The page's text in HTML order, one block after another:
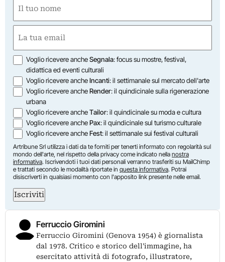
(Obbligatorio)
Nome
(Obbligatorio)
Opzioni
Voglio ricevere ancheSegnala: focus su mostre, festival,
didattica ed eventi culturali
Voglio ricevere ancheIncanti: il settimanale sul mercato dell'arte
Voglio ricevere ancheRender: il quindicinale sulla rigenerazione
urbana
Voglio ricevere ancheTailor: il quindicinale su moda e cultura
Voglio ricevere anchePax: il quindicinale sul turismo culturale
Voglio ricevere ancheFest: il settimanale sui festival culturali
Artribune Srl utilizza i dati da te forniti per tenerti informato con regolarità sul
mondo dell'arte, nel rispetto della privacy come indicato nella nostra
informativa. Iscrivendoti i tuoi dati personali verranno trasferiti su MailChimp
e trattati secondo le modalità riportate in questa informativa. Potrai
disiscriverti in qualsiasi momento con l'apposito link presente nelle email.
Iscriviti
Ferruccio Giromini
Ferruccio Giromini (Genova 1954) è giornalista
dal 1978. Critico e storico dell'immagine, ha
esercitato attività di fotografo, illustratore,